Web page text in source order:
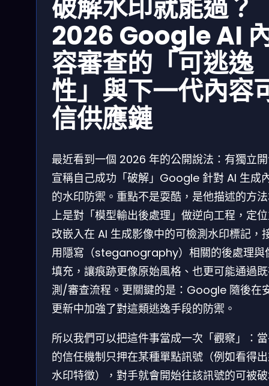
破解水印就能過？
2026 Google AI
容審查的「可逃逸
性」與下一代內容
信供應鏈
最近看到一個 2026 年的公開說法：有獨立
宣稱自己成功「破解」Google 針對 AI 生成
的水印防禦。重點不是耍酷，是他描述的方
上是對「模型輸出後處理」做逆向工程，定
改嵌入在 AI 生成影像中的可檢測水印標記，
用隱寫（steganography）相關的後處理與
填充，讓痕跡更像原始風格、也更可能通過
測/審查流程。更關鍵的是：Google 隨後在
更新中加強了對這類逃逸手段的防禦。
所以我們可以把這件事當成一次「觀察」：
的信任機制只押在某種單點訊號（例如看得
水印特徵），對手就會開始往該訊號的可被